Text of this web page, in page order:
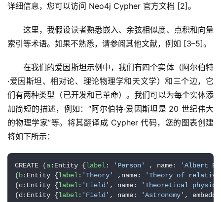
详细信息，您可以访问 Neo4j Cypher 官方文档 [2]。
这里，我假设读者熟悉嵌入、余弦相似度、点积和向量
索引等术语。如果不熟悉，请参阅其他文献，例如 [3–5]。
在我们的爱因斯坦示例中，我们有四个实体（阿尔伯特
·爱因斯坦、相对论、理论物理学和天文学）和三个边，它
们有两种类型（已开发和已革命）。我们可以为每个实体添
加简短的描述，例如：“阿尔伯特·爱因斯坦是 20 世纪伟大
的物理学家”等。将其翻译成 Cypher 代码，您的图表创建
将如下所示：
CREATE (a:Entity {label: 'Person' , name:
'Albert
( b:Entity {label: 'Theory' ,name:
'Theory of
(c:Entity {label: 'Field' , name:
'Theoretical
(d:Entity {label: 'Field' , name: 'Astronomy' ,